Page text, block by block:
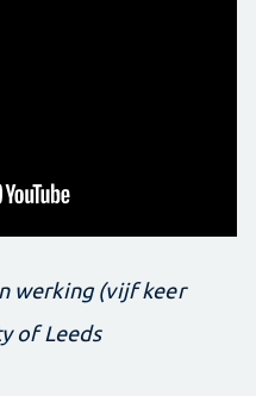
werking (vijf keer
of Leeds